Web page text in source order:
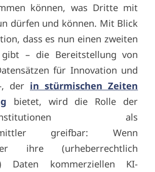
können, was Dritte mit
dürfen und können. Mit Blick
dass es nun einen zweiten
– die Bereitstellung von
für Innovation und
der in stürmischen Zeiten
bietet, wird die Rolle der
Institutionen als
greifbar: Wenn
ihre (urheberrechtlich
Daten kommerziellen KI-